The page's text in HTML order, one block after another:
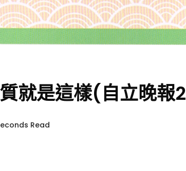
就是這樣(自立晚報
Read